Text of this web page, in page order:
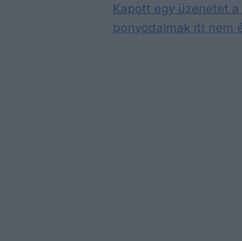
Kapott egy üzenetet
bonyodalmak itt nem